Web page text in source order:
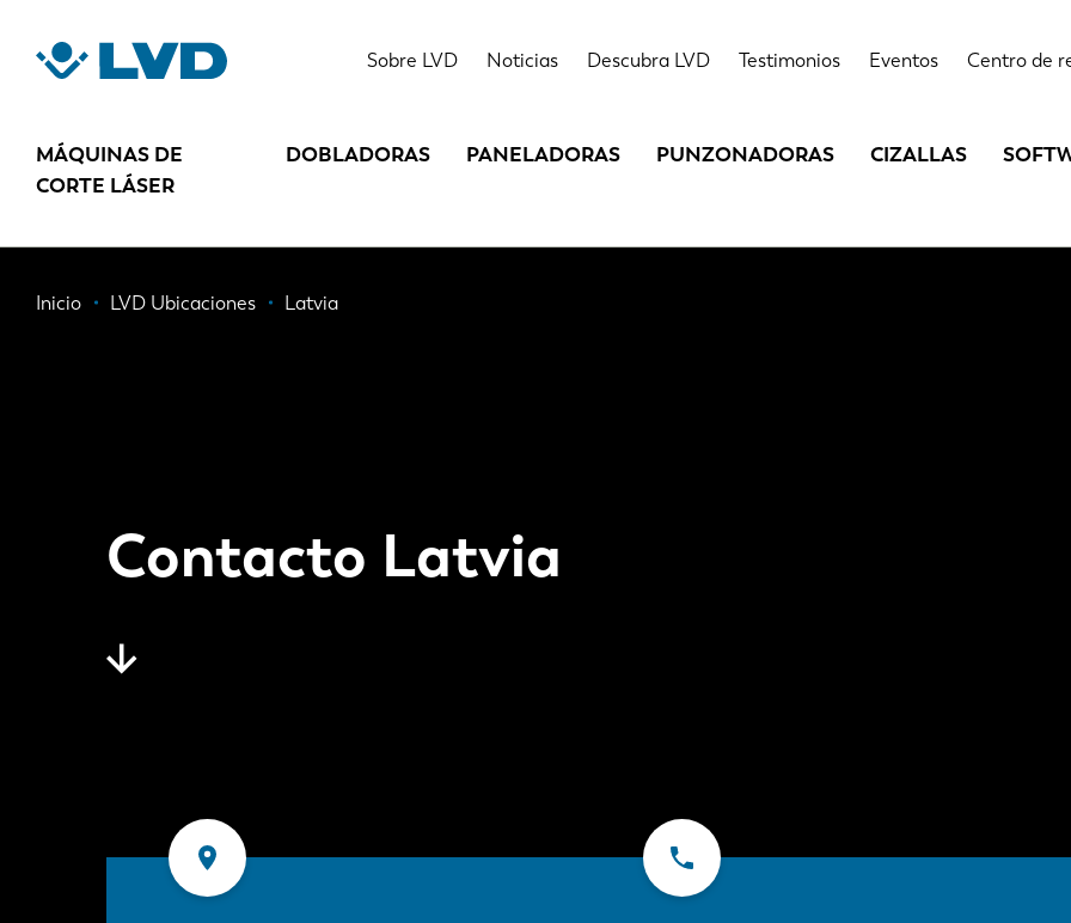
contenido
Sobre LVD Noticias Descubra LVD Testimonios Eventos Centro de
MÁQUINAS DE
CORTE LÁSER
DOBLADORAS PANELADORAS PUNZONADORAS CIZALLAS
Ruta
Inicio LVD Ubicaciones Latvia
Contacto Latvia